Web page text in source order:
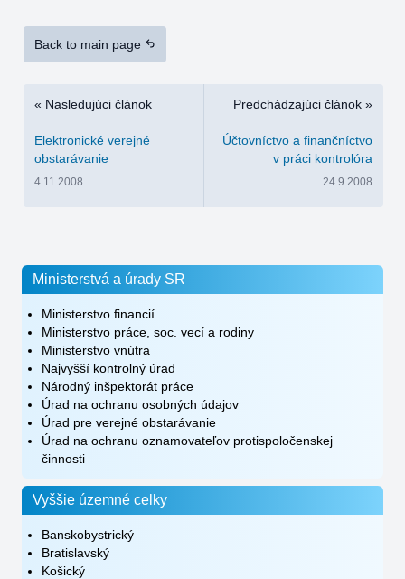
Ministerstvá a úrady SR
Ministerstvo financií
Ministerstvo práce, soc. vecí a rodiny
Ministerstvo vnútra
Najvyšší kontrolný úrad
Národný inšpektorát práce
Úrad na ochranu osobných údajov
Úrad pre verejné obstarávanie
Úrad na ochranu oznamovateľov protispoločenskej
činnosti
Vyššie územné celky
Banskobystrický
Bratislavský
Košický
Back to main page
« Nasledujúci článok
Elektronické verejné
obstarávanie
4.11.2008
Predchádzajúci článok »
Účtovníctvo a finančníctvo
v práci kontrolóra
24.9.2008